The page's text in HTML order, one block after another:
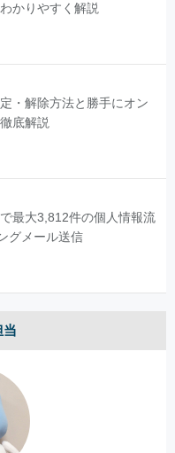
かりやすく解説
・解除方法と勝手にオン
底解説
最大3,812件の個人情報流
グメール送信
当